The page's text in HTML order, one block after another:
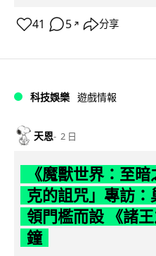
41 5 ↗ 分享
科技娛樂 遊戲情報
天恩 2 日
《魔獸世界：至
克的詛咒」專訪
領門檻而設 《諸
鐘